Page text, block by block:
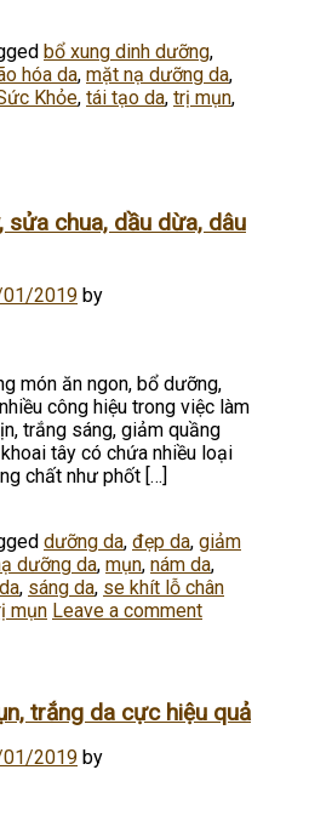
bổ xung dinh dưỡng,
hóa da, mặt nạ dưỡng da,
Khỏe, tái tạo da, trị mụn,
chua, dầu dừa, dâu
2019 by
món ăn ngon, bổ dưỡng,
công hiệu trong việc làm
trắng sáng, giảm quầng
tây có chứa nhiều loại
chất như phốt […]
dưỡng da, đẹp da, giảm
dưỡng da, mụn, nám da,
, sáng da, se khít lỗ chân
mụn Leave a comment
trắng da cực hiệu quả
2019 by